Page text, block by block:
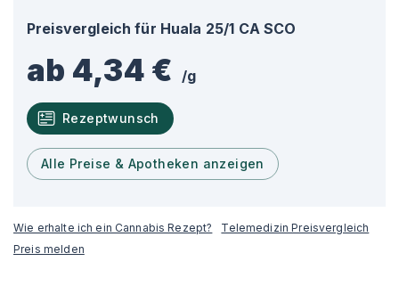
Preisvergleich für Huala 25/1 CA SCO
ab 4,34 € /g
Rezeptwunsch
Alle Preise & Apotheken anzeigen
Wie erhalte ich ein Cannabis Rezept?
Telemedizin Preisvergleich
Preis melden